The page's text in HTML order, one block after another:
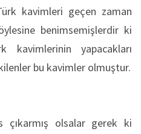
kavimleri geçen zaman
benimsemişlerdir ki
kavimlerinin yapacakları
bu kavimler olmuştur.
çıkarmış olsalar gerek ki